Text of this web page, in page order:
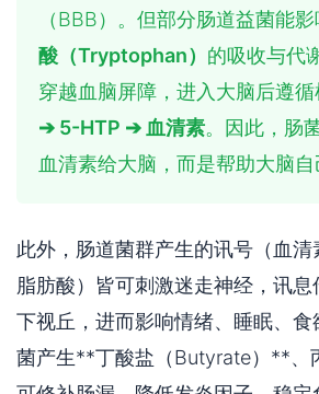
（BBB）。但部分肠道益菌能
酸（Tryptophan） 的吸收与代
穿越血脑屏障，进入大脑后遵循
➔ 5-HTP ➔ 血清素。因此，肠
血清素给大脑，而是帮助大脑自
此外，肠道菌群产生的讯号（血
脂肪酸）皆可刺激迷走神经，讯
下视丘，进而影响情绪、睡眠、
菌产生**丁酸盐（Butyrate）**、